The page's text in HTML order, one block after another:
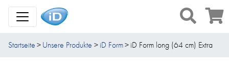
Toggle Navigation
Startseite Unsere Produkte iD Form iD Form long (64 cm) Extra